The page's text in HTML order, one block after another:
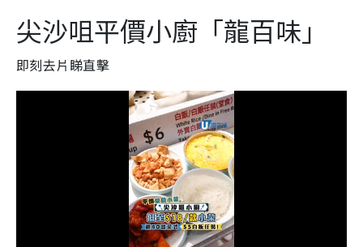
尖沙咀平價小廚「龍百味」
即刻去片睇直擊